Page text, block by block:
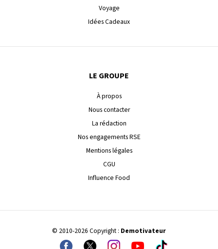
Voyage
Idées Cadeaux
LE GROUPE
À propos
Nous contacter
La rédaction
Nos engagements RSE
Mentions légales
CGU
Influence Food
© 2010-2026 Copyright : Demotivateur